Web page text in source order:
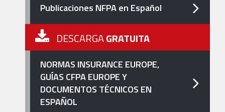
Publicaciones NFPA en Español
DESCARGAGRATUITA
NORMAS INSURANCE EUROPE,
GUÍAS CFPA EUROPE Y
DOCUMENTOS TÉCNICOS EN
ESPAÑOL